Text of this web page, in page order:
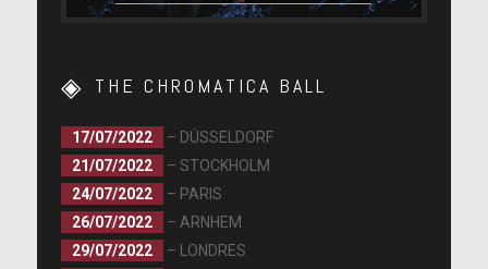
THE CHROMATICA BALL
17/07/2022
– DÜSSELDORF
21/07/2022
– STOCKHOLM
24/07/2022
– PARIS
26/07/2022
– ARNHEM
29/07/2022
– LONDRES